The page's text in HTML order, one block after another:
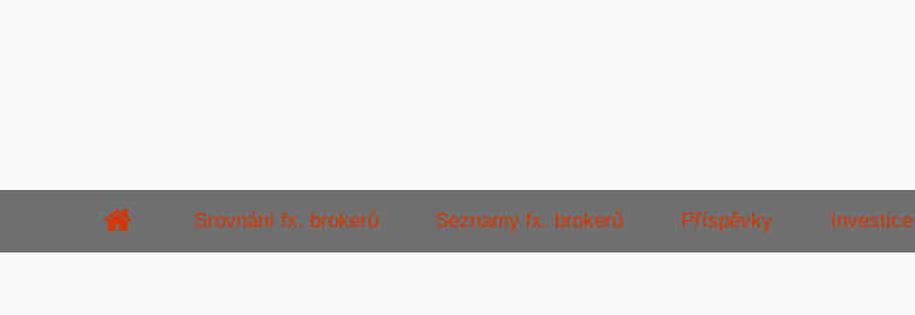
Srovnání fx. brokerů Seznamy fx. brokerů Příspěvky Investice